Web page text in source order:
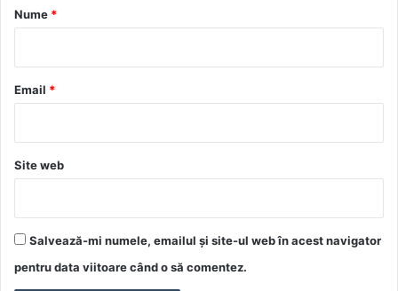
r
*
Nume *
Email *
Site web
Salvează-mi numele, emailul și site-ul web în acest navigator
pentru data viitoare când o să comentez.